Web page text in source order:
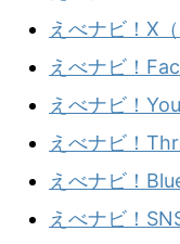
えべナビ！X
えべナビ！
えべナビ！
えべナビ！
えべナビ！
えべナビ！